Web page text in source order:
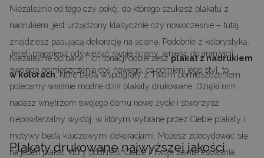
Niezależnie od tego czy pokój, do którego szukasz plakatu z
nadrukiem, jest urządzony klasycznie czy nowocześnie – tutaj
znajdziesz pasującą dekorację na ścianę. Podobnie z kolorystyką.
Niezależnie od barw i ich tonacji dobierzeszplakat z nadrukiem
w kolorach, które będą współgrały z Twoim pomieszczeniem.
Jeżeli pragniesz odświeżyć swoje ściany, wnieść do aranżacji
swojego pomieszczenia coś nowego, co odmieni jego styl, to
polecamy właśnie modne dziś plakaty drukowane. Dzięki nim
nadasz wnętrzom swojego domu nowe życie i stworzysz
niepowtarzalny wystój, w którym wybrane przez Ciebie plakaty i
motywy będą kluczowymi dekoracjami. Możesz zdecydować się
na jeden plakat, który podkreśli Ciebie i Twoje zainteresowania.
Plakaty drukowane najwyższej jakości